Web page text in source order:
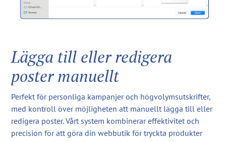
Lägga till eller redigera
poster manuellt
Perfekt för personliga kampanjer och högvolymsutskrifter,
med kontroll över möjligheten att manuellt lägga till eller
redigera poster. Vårt system kombinerar effektivitet och
precision för att göra din webbutik för tryckta produkter